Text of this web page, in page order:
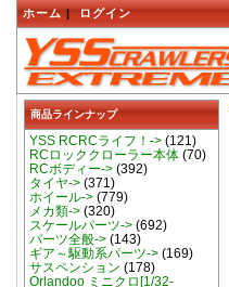
ホーム | ログイン
商品ラインナップ
YSS RCRCライフ！->(121)
RCロッククローラー本体(70)
RCボディー->(392)
タイヤ->(371)
ホイール->(779)
メカ類->(320)
スケールパーツ->(692)
パーツ全般->(143)
ギア～駆動系パーツ->(169)
サスペンション (178)
Orlandoo ミニクロ[1/32-